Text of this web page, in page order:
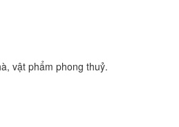
vật phẩm phong thuỷ.